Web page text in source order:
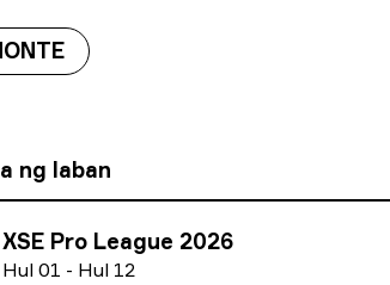
ng laban
XSE Pro League 2026
Hul 01 - Hul 12